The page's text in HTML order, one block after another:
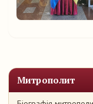
Митрополит